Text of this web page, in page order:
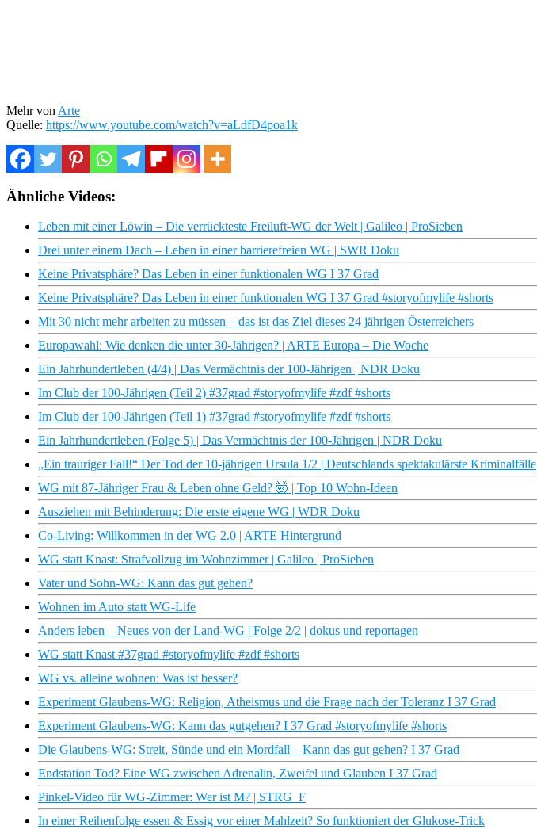
Mehr von Arte
Quelle: https://www.youtube.com/watch?v=aLdfD4poa1k
Ähnliche Videos:
Leben mit einer Löwin – Die verrückteste Freiluft-WG der Welt | Galileo | ProSieben
Drei unter einem Dach – Leben in einer barrierefreien WG | SWR Doku
Keine Privatsphäre? Das Leben in einer funktionalen WG I 37 Grad
Keine Privatsphäre? Das Leben in einer funktionalen WG I 37 Grad #storyofmylife #shorts
Mit 30 nicht mehr arbeiten zu müssen – das ist das Ziel dieses 24 jährigen Österreichers
Europawahl: Wie denken die unter 30-Jährigen? | ARTE Europa – Die Woche
Ein Jahrhundertleben (4/4) | Das Vermächtnis der 100-Jährigen | NDR Doku
Im Club der 100-Jährigen (Teil 2) #37grad #storyofmylife #zdf #shorts
Im Club der 100-Jährigen (Teil 1) #37grad #storyofmylife #zdf #shorts
Ein Jahrhundertleben (Folge 5) | Das Vermächtnis der 100-Jährigen | NDR Doku
„Ein trauriger Fall!“ Der Tod der 10-jährigen Ursula 1/2 | Deutschlands spektakulärste Kriminalfälle
WG mit 87-Jähriger Frau & Leben ohne Geld? 🤯 | Top 10 Wohn-Ideen
Ausziehen mit Behinderung: Die erste eigene WG | WDR Doku
Co-Living: Willkommen in der WG 2.0 | ARTE Hintergrund
WG statt Knast: Strafvollzug im Wohnzimmer | Galileo | ProSieben
Vater und Sohn-WG: Kann das gut gehen?
Wohnen im Auto statt WG-Life
Anders leben – Neues von der Land-WG | Folge 2/2 | dokus und reportagen
WG statt Knast #37grad #storyofmylife #zdf #shorts
WG vs. alleine wohnen: Was ist besser?
Experiment Glaubens-WG: Religion, Atheismus und die Frage nach der Toleranz I 37 Grad
Experiment Glaubens-WG: Kann das gutgehen? I 37 Grad #storyofmylife #shorts
Die Glaubens-WG: Streit, Sünde und ein Mordfall – Kann das gut gehen? I 37 Grad
Endstation Tod? Eine WG zwischen Adrenalin, Zweifel und Glauben I 37 Grad
Pinkel-Video für WG-Zimmer: Wer ist M? | STRG_F
In einer Reihenfolge essen & Essig vor einer Mahlzeit? So funktioniert der Glukose-Trick